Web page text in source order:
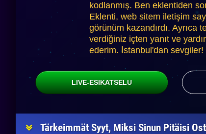
kodlanmış. Ben eklentiden
Eklenti, web sitem iletişim
görünüm kazandırdı. Ayrıca
verdiğiniz içten yanıt ve
ederim. İstanbul'dan sevgiler!
LIVE-ESIKATSELU
Tärkeimmät Syyt, Miksi Sinun Pitäisi